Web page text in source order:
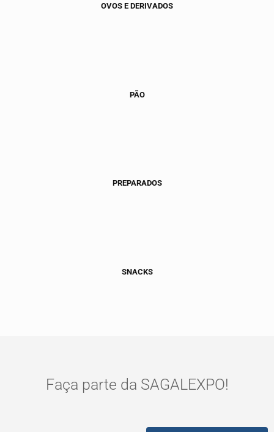
OVOS E DERIVADOS
PÃO
PREPARADOS
SNACKS
Faça parte da SAGALEXPO!